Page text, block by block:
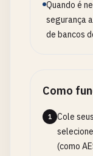
Quando é
segurança
de bancos
Como
1
Cole
(como